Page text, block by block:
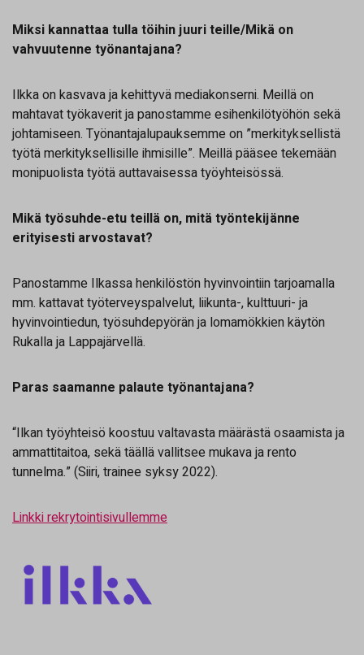
Miksi kannattaa tulla töihin juuri teille/Mikä on
vahvuutenne työnantajana?
Ilkka on kasvava ja kehittyvä mediakonserni. Meillä on
mahtavat työkaverit ja panostamme esihenkilötyöhön sekä
johtamiseen. Työnantajalupauksemme on ”merkityksellistä
työtä merkityksellisille ihmisille”. Meillä pääsee tekemään
monipuolista työtä auttavaisessa työyhteisössä.
Mikä työsuhde-etu teillä on, mitä työntekijänne
erityisesti arvostavat?
Panostamme Ilkassa henkilöstön hyvinvointiin tarjoamalla
mm. kattavat työterveyspalvelut, liikunta-, kulttuuri- ja
hyvinvointiedun, työsuhdepyörän ja lomamökkien käytön
Rukalla ja Lappajärvellä.
Paras saamanne palaute työnantajana?
“Ilkan työyhteisö koostuu valtavasta määrästä osaamista ja
ammattitaitoa, sekä täällä vallitsee mukava ja rento
tunnelma.” (Siiri, trainee syksy 2022).
Linkki rekrytointisivullemme